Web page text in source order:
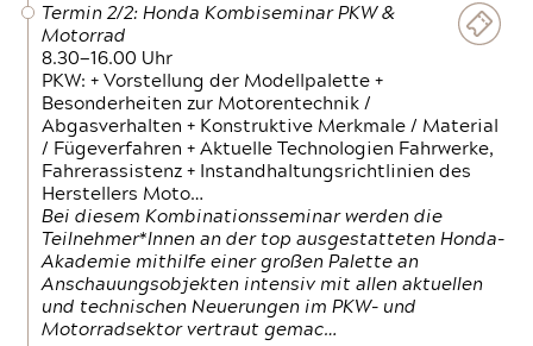
Termin 2/2: Honda Kombiseminar PKW &
Motorrad
8.30—16.00 Uhr
PKW: + Vorstellung der Modellpalette +
Besonderheiten zur Motorentechnik /
Abgasverhalten + Konstruktive Merkmale / Material
/ Fügeverfahren + Aktuelle Technologien Fahrwerke,
Fahrerassistenz + Instandhaltungsrichtlinien des
Herstellers Moto…
Bei diesem Kombinationsseminar werden die
Teilnehmer*Innen an der top ausgestatteten Honda-
Akademie mithilfe einer großen Palette an
Anschauungsobjekten intensiv mit allen aktuellen
und technischen Neuerungen im PKW- und
Motorradsektor vertraut gemac…